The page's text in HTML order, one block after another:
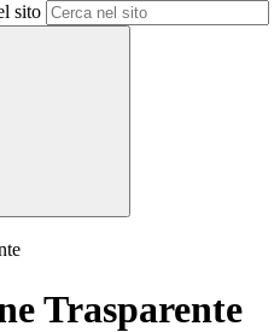
sito
Trasparente